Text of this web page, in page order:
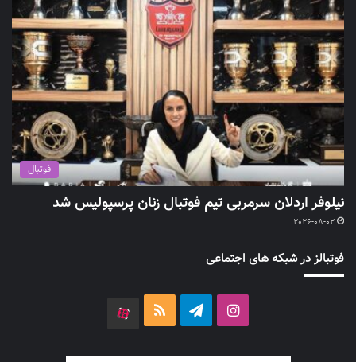
فوتبال
نیلوفر اردلان سرمربی تیم فوتبال زنان پرسپولیس شد
2026-08-02
فوتبالز در شبکه های اجتماعی
اینستاگرامتلگرام خوراک